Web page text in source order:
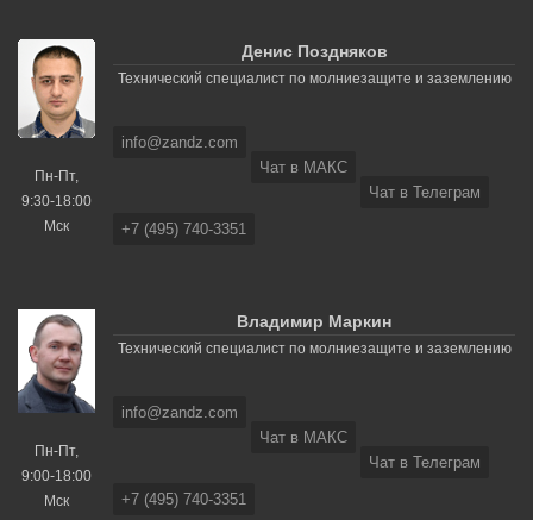
Пн-Пт,
9:30-18:00
Мск
Денис Поздняков
Технический специалист по молниезащите и заземлению
info@zandz.com
Чат в МАКС
Чат в Телеграм
+7 (495) 740-3351
Пн-Пт,
9:00-18:00
Мск
Владимир Маркин
Технический специалист по молниезащите и заземлению
info@zandz.com
Чат в МАКС
Чат в Телеграм
+7 (495) 740-3351